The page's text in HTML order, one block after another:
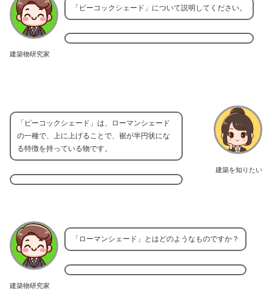
建築物研究家
「ピーコックシェード」について説明してください。
建築を知りたい
「ピーコックシェード」は、ローマンシェード
の一種で、上に上げることで、裾が半円状にな
る特徴を持っている物です。
建築物研究家
「ローマンシェード」とはどのようなものですか？